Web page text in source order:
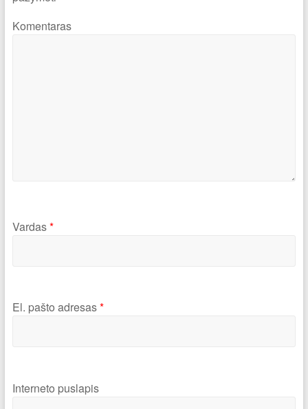
Komentaras
Vardas*
El. pašto adresas*
Interneto puslapis